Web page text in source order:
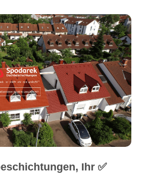
Ihr ✅